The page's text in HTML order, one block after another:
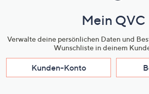
Mein QVC
Verwalte deine persönlichen Daten und
Wunschliste in deinem
Kunden-Konto